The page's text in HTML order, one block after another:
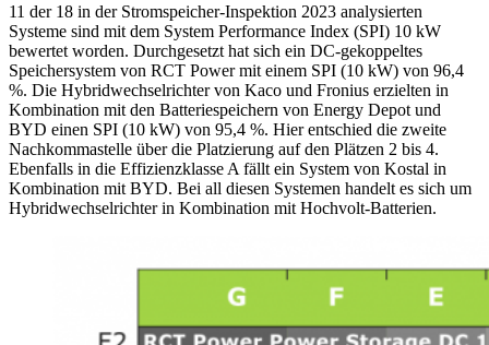
11 der 18 in der Stromspeicher-Inspektion 2023 analysierten
Systeme sind mit dem System Performance Index (SPI) 10 kW
bewertet worden. Durchgesetzt hat sich ein DC-gekoppeltes
Speichersystem von RCT Power mit einem SPI (10 kW) von 96,4
%. Die Hybridwechselrichter von Kaco und Fronius erzielten in
Kombination mit den Batteriespeichern von Energy Depot und
BYD einen SPI (10 kW) von 95,4 %. Hier entschied die zweite
Nachkommastelle über die Platzierung auf den Plätzen 2 bis 4.
Ebenfalls in die Effizienzklasse A fällt ein System von Kostal in
Kombination mit BYD. Bei all diesen Systemen handelt es sich um
Hybridwechselrichter in Kombination mit Hochvolt-Batterien.